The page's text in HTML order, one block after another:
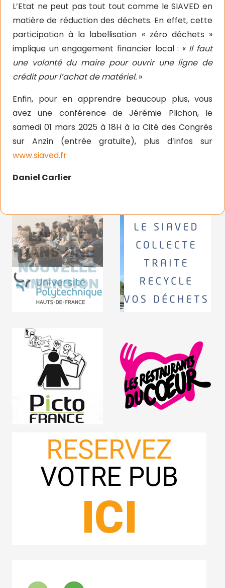
L’Etat ne peut pas tout tout comme le SIAVED en
matière de réduction des déchets. En effet, cette
participation à la labellisation « zéro déchets »
implique un engagement financier local : « Il faut
une volonté du maire pour ouvrir une ligne de
crédit pour l’achat de matériel. »
Enfin, pour en apprendre beaucoup plus, vous
avez une conférence de Jérémie Plichon, le
samedi 01 mars 2025 à 18H à la Cité des Congrès
sur Anzin (entrée gratuite), plus d’infos sur
www.siaved.fr
Daniel Carlier